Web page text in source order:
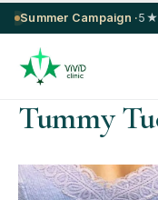
Summer Campaign ·
Tummy